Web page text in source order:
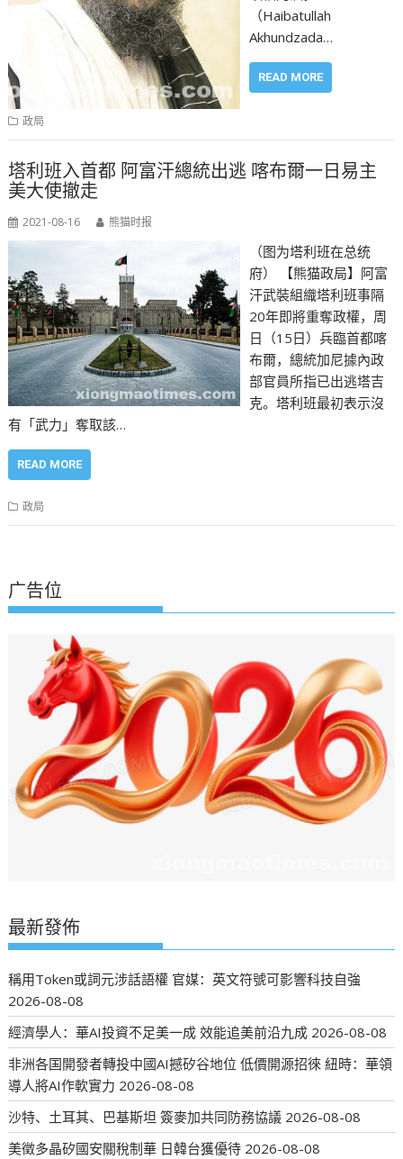
（Haibatullah
Akhundzada…
READ MORE
政局
塔利班入首都 阿富汗總統出逃 喀布爾一日易主
美大使撤走
2021-08-16 熊猫时报
（图为塔利班在总统
府） 【熊猫政局】阿富
汗武裝組織塔利班事隔
20年即將重奪政權，周
日（15日）兵臨首都喀
布爾，總統加尼據內政
部官員所指已出逃塔吉
克。塔利班最初表示沒
有「武力」奪取該…
READ MORE
政局
广告位
最新發佈
稱用Token或詞元涉話語權 官媒：英文符號可影響科技自強
2026-08-08
經濟學人：華AI投資不足美一成 效能追美前沿九成 2026-08-08
非洲各国開發者轉投中國AI撼矽谷地位 低價開源招徠 紐時：華領
導人將AI作軟實力 2026-08-08
沙特、土耳其、巴基斯坦 簽麥加共同防務協議 2026-08-08
美徵多晶矽國安關稅制華 日韓台獲優待 2026-08-08